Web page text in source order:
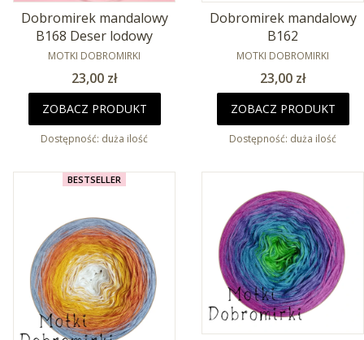
Dobromirek mandalowy
B168 Deser lodowy
PRODUCENT
MOTKI DOBROMIRKI
Cena
23,00 zł
ZOBACZ PRODUKT
Dostępność: duża ilość
Dobromirek mandalowy
B162
PRODUCENT
MOTKI DOBROMIRKI
Cena
23,00 zł
ZOBACZ PRODUKT
Dostępność: duża ilość
BESTSELLER